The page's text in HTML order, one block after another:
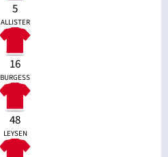
5
ALLISTER
16
BURGESS
48
LEYSEN